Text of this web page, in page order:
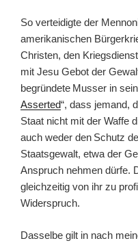
So verteidigte der
amerikanischen
Christen, den
mit Jesu Gebot der
begründete Musser in
Asserted“, dass jemand,
Staat nicht mit der Waffe
auch weder den Schutz
Staatsgewalt, etwa der
Anspruch nehmen dürfe.
gleichzeitig von ihr zu
Widerspruch.
Dasselbe gilt in nach